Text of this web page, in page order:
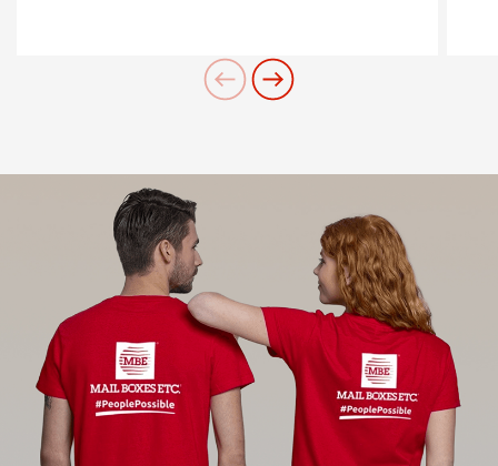
Cerchi un'alternativa?
Oppure puoiaprire un Centro MBEnella Tua
9-12